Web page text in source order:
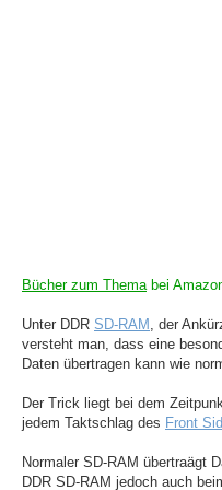
Bücher zum Themabei
Unter DDR SD-RAM , der
versteht man, dass eine
Daten übertragen kann wie
Der Trick liegt bei dem
jedem Taktschlag des Front
Normaler SD-RAM übertraägt
DDR SD-RAM jedoch auch